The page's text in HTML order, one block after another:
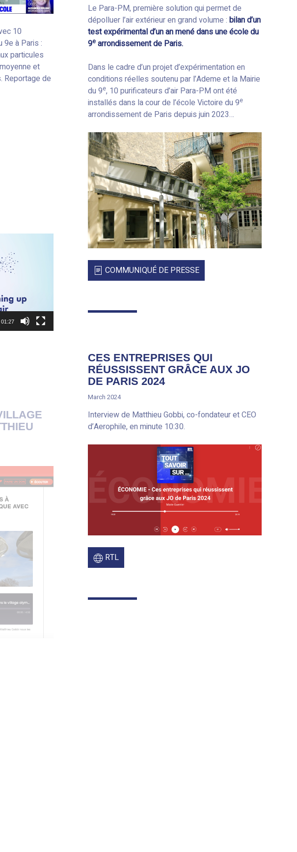
10
9e à Paris :
particules
et
Reportage de
Le Para-PM, première solution qui permet de
dépolluer l’air extérieur en grand volume :bilan d’un
test expérimental d’un an mené dans une école du
9e arrondissement de Paris.
Dans le cadre d’un projet d’expérimentation en
conditions réelles soutenu par l’Ademe et la Mairie
du 9e, 10 purificateurs d’air Para-PM ont été
installés dans la cour de l’école Victoire du 9e
arrondissement de Paris depuis juin 2023…
COMMUNIQUÉ DE PRESSE
01:27
CES ENTREPRISES QUI
RÉUSSISSENT GRÂCE AUX JO
DE PARIS 2024
March 2024
Interview de Matthieu Gobbi, co-fondateur et CEO
d’Aerophile, en minute 10:30.
RTL